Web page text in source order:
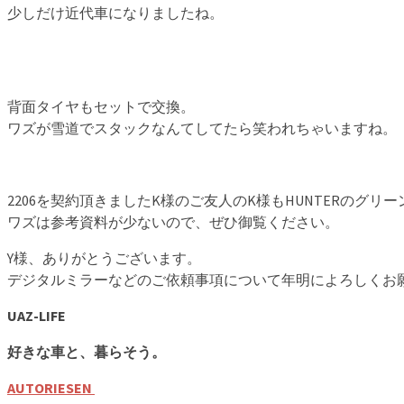
少しだけ近代車になりましたね。
背面タイヤもセットで交換。
ワズが雪道でスタックなんてしてたら笑われちゃいますね。
2206を契約頂きましたK様のご友人のK様もHUNTERのグリー
ワズは参考資料が少ないので、ぜひ御覧ください。
Y様、ありがとうございます。
デジタルミラーなどのご依頼事項について年明によろしくお
UAZ-LIFE
好きな車と、暮らそう。
AUTORIESEN